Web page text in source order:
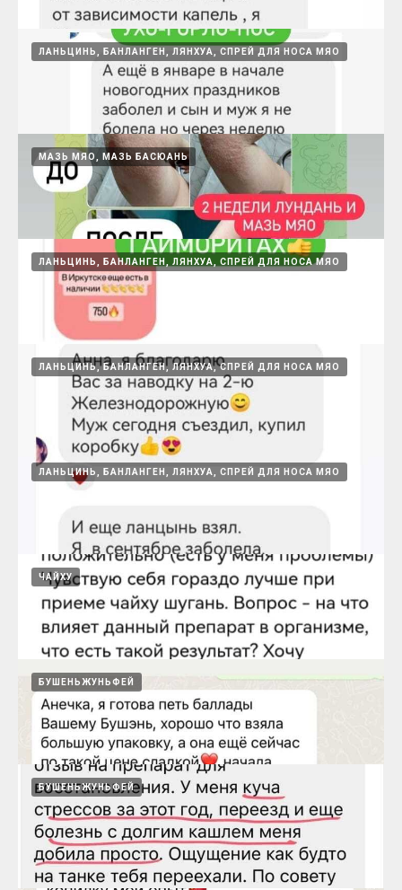
15.08.2024
спрей МЯО и насморк
Спрей МЯО
15.08.2024
ЛАНЬЦИНЬ, БАНЛАНГЕН, ЛЯНХУА, СПРЕЙ ДЛЯ НОСА МЯО
Ланьцинь - 3 дня и огурец
15.08.2024
МАЗЬ МЯО, МАЗЬ БАСЮАНЬ
Лундань и мазь МЯО
15.08.2024
ЛАНЬЦИНЬ, БАНЛАНГЕН, ЛЯНХУА, СПРЕЙ ДЛЯ НОСА МЯО
15.08.2024
ЛАНЬЦИНЬ, БАНЛАНГЕН, ЛЯНХУА, СПРЕЙ ДЛЯ НОСА МЯО
Ланьцинь при болях в горле, кашле,
температуре
ЛАНЬЦИНЬ, БАНЛАНГЕН, ЛЯНХУА, СПРЕЙ ДЛЯ НОСА МЯО
Ланьцинь - помощник
15.08.2024
ЧАЙХУ
Чайху шугань убирает застой Ци в печени и
в желудке
15.08.2024
БУШЕНЬЖУНЬФЕЙ
БУШЕНЬЖУНЬФЕЙ